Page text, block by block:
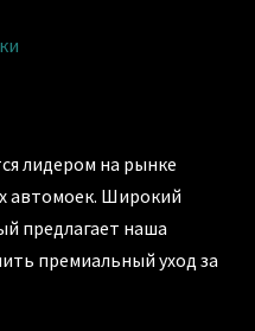
лидером на рынке
автомоек. Широкий
предлагает наша
премиальный уход за